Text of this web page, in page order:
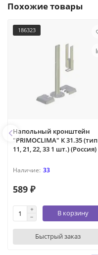
Похожие товары
186323
Напольный кронштейн
"PRIMOCLIMA" К 31.35 (тип
11, 21, 22, 33 1 шт.) (Россия)
33
589 ₽
В корзину
Быстрый заказ